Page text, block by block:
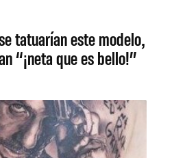
tatuarían este modelo,
“¡neta que es bello!”